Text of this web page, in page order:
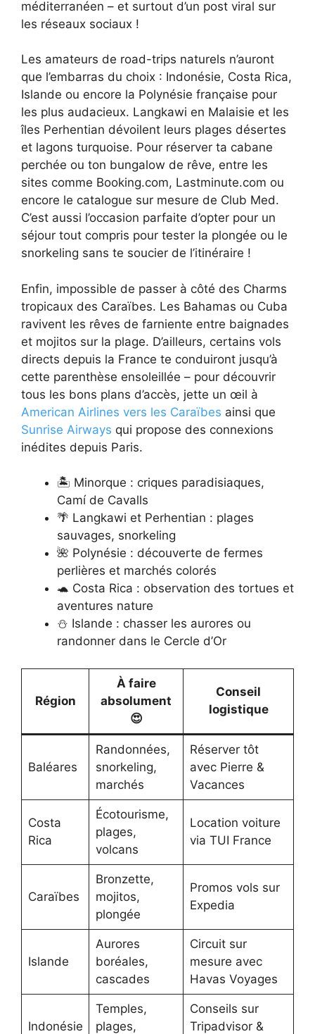
méditerranéen – et surtout d’un post viral sur
les réseaux sociaux !
Les amateurs de road-trips naturels n’auront
que l’embarras du choix : Indonésie, Costa Rica,
Islande ou encore la Polynésie française pour
les plus audacieux. Langkawi en Malaisie et les
îles Perhentian dévoilent leurs plages désertes
et lagons turquoise. Pour réserver ta cabane
perchée ou ton bungalow de rêve, entre les
sites comme Booking.com, Lastminute.com ou
encore le catalogue sur mesure de Club Med.
C’est aussi l’occasion parfaite d’opter pour un
séjour tout compris pour tester la plongée ou le
snorkeling sans te soucier de l’itinéraire !
Enfin, impossible de passer à côté des Charms
tropicaux des Caraïbes. Les Bahamas ou Cuba
ravivent les rêves de farniente entre baignades
et mojitos sur la plage. D’ailleurs, certains vols
directs depuis la France te conduiront jusqu’à
cette parenthèse ensoleillée – pour découvrir
tous les bons plans d’accès, jette un œil à
American Airlines vers les Caraïbes ainsi que
Sunrise Airways qui propose des connexions
inédites depuis Paris.
🏝 Minorque : criques paradisiaques,
Camí de Cavalls
🌴 Langkawi et Perhentian : plages
sauvages, snorkeling
🌺 Polynésie : découverte de fermes
perlières et marchés colorés
🐢 Costa Rica : observation des tortues et
aventures nature
⛄ Islande : chasser les aurores ou
randonner dans le Cercle d’Or
Région
À faire
absolument
😍
Conseil
logistique
Baléares
Randonnées,
snorkeling,
marchés
Réserver tôt
avec Pierre &
Vacances
Costa
Rica
Écotourisme,
plages,
volcans
Location voiture
via TUI France
Caraïbes
Bronzette,
mojitos,
plongée
Promos vols sur
Expedia
Islande
Aurores
boréales,
cascades
Circuit sur
mesure avec
Havas Voyages
Indonésie
Temples,
plages,
Conseils sur
Tripadvisor &